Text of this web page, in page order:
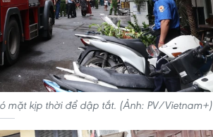
mặt kịp thời để dập tắt. (Ảnh: PV/Vietnam+)